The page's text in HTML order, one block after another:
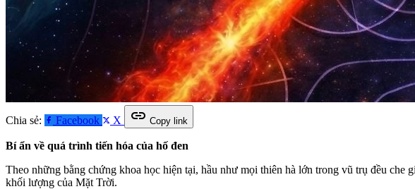
Chia sẻ: Facebook X link Copy link
Bí ẩn về quá trình tiến hóa của hố đen
Theo những bằng chứng khoa học hiện tại, hầu như mọi thiên hà lớn trong vũ trụ đều
khối lượng của Mặt Trời.